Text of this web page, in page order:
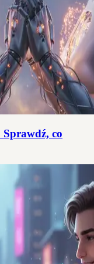
Sprawdź, co